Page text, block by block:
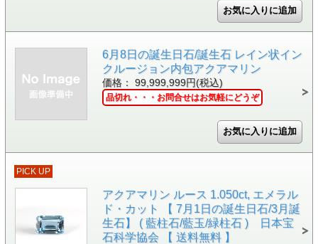
6月8日の誕生日石/誕生石 レイン状イン
クルージョン内包アクアマリン
価格： 99,999,999円(税込)
品切れ・・・お問合せはお気軽にどうぞ
PICK UP
アクアマリン ルース 1.050ct, エメラル
ド・カット 【 7月1日の誕生日石/3月誕
生石】 ( 藍柱石/藍玉/緑柱石 ) 日本宝
石科学協会 【 送料無料 】